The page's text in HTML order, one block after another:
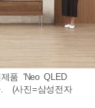
품 'Neo QLED
. (사진=삼성전자